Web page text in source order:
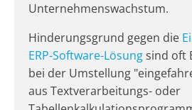
Unternehmenswachstum.
Hinderungsgrund gegen die
ERP-Software-Lösungsind oft
bei der Umstellung
aus Textverarbeitungs- oder